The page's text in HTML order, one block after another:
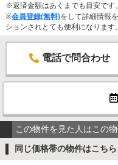
※返済金額はあくまでも目安です。
※会員登録(無料)をして詳細情報
ションされとても便利になります。
電話で問合わせ
この物件を見た人はこの
同じ価格帯の物件はこちら